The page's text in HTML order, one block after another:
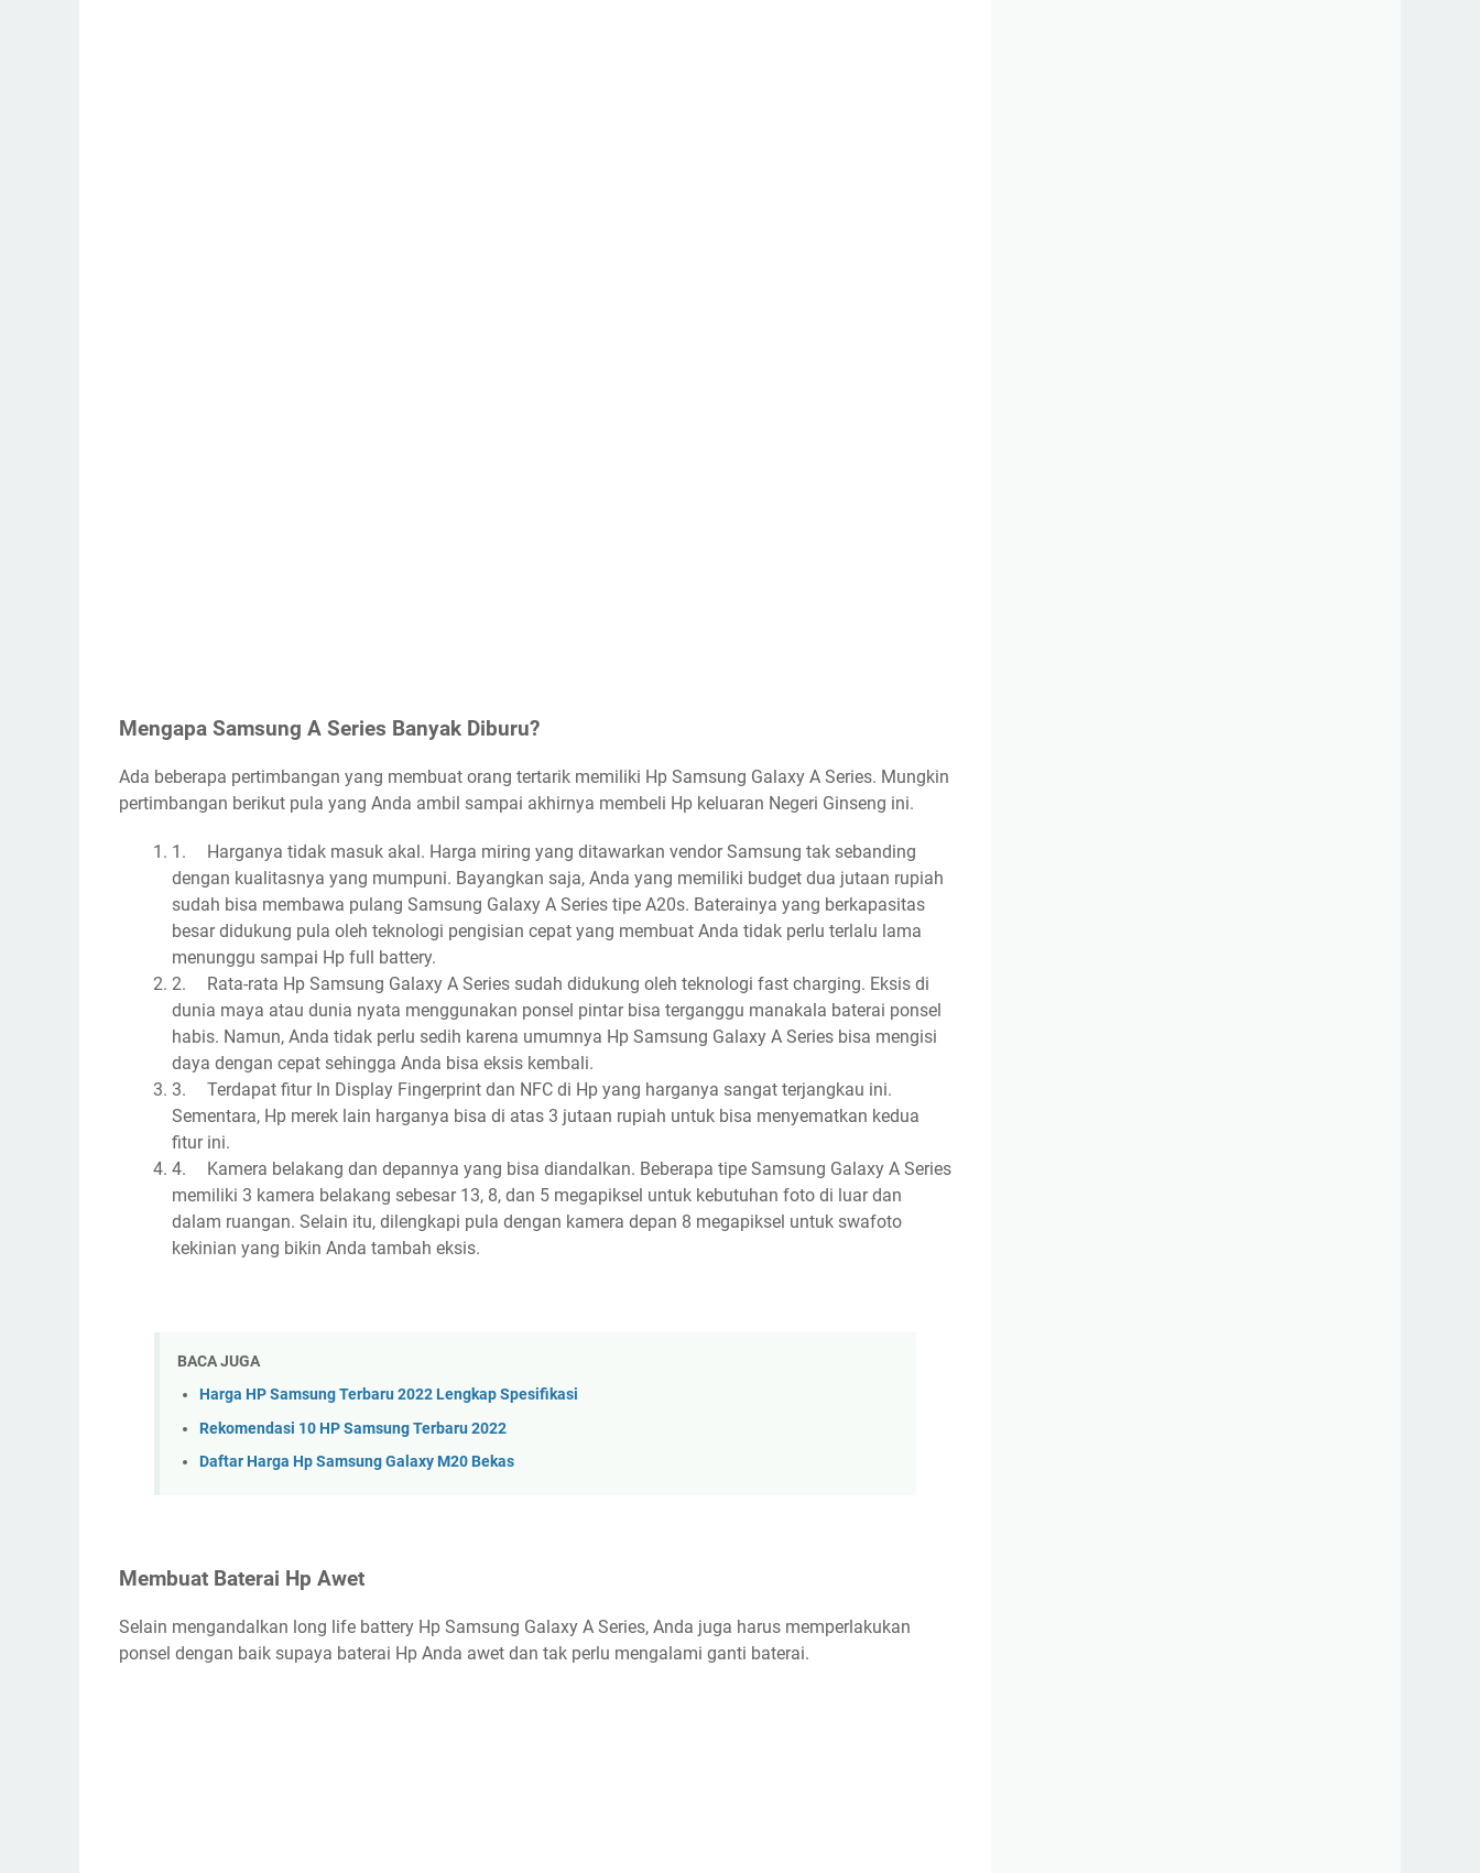
Mengapa Samsung A Series Banyak Diburu?
Ada beberapa pertimbangan yang membuat orang tertarik memiliki Hp Samsung Galaxy A Series. Mungkin
pertimbangan berikut pula yang Anda ambil sampai akhirnya membeli Hp keluaran Negeri Ginseng ini.
1.
Harganya tidak masuk akal. Harga miring yang ditawarkan vendor Samsung tak sebanding
dengan kualitasnya yang mumpuni. Bayangkan saja, Anda yang memiliki budget dua jutaan rupiah
sudah bisa membawa pulang Samsung Galaxy A Series tipe A20s. Baterainya yang berkapasitas
besar didukung pula oleh teknologi pengisian cepat yang membuat Anda tidak perlu terlalu lama
menunggu sampai Hp full battery.
2.
Rata-rata Hp Samsung Galaxy A Series sudah didukung oleh teknologi fast charging. Eksis di
dunia maya atau dunia nyata menggunakan ponsel pintar bisa terganggu manakala baterai ponsel
habis. Namun, Anda tidak perlu sedih karena umumnya Hp Samsung Galaxy A Series bisa mengisi
daya dengan cepat sehingga Anda bisa eksis kembali.
3.
Terdapat fitur In Display Fingerprint dan NFC di Hp yang harganya sangat terjangkau ini.
Sementara, Hp merek lain harganya bisa di atas 3 jutaan rupiah untuk bisa menyematkan kedua
fitur ini.
4.
Kamera belakang dan depannya yang bisa diandalkan. Beberapa tipe Samsung Galaxy A Series
memiliki 3 kamera belakang sebesar 13, 8, dan 5 megapiksel untuk kebutuhan foto di luar dan
dalam ruangan. Selain itu, dilengkapi pula dengan kamera depan 8 megapiksel untuk swafoto
kekinian yang bikin Anda tambah eksis.
BACA JUGA
Harga HP Samsung Terbaru 2022 Lengkap Spesifikasi
Rekomendasi 10 HP Samsung Terbaru 2022
Daftar Harga Hp Samsung Galaxy M20 Bekas
Membuat Baterai Hp Awet
Selain mengandalkan long life battery Hp Samsung Galaxy A Series, Anda juga harus memperlakukan
ponsel dengan baik supaya baterai Hp Anda awet dan tak perlu mengalami ganti baterai.